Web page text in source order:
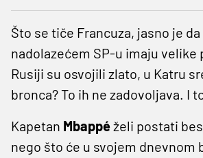
Što se tiče Francuza, jasno je da
nadolazećem SP-u imaju velike
Rusiji su osvojili zlato, u Katru
bronca? To ih ne zadovoljava. I
Kapetan Mbappéželi postati
nego što će u svojem dnevnom